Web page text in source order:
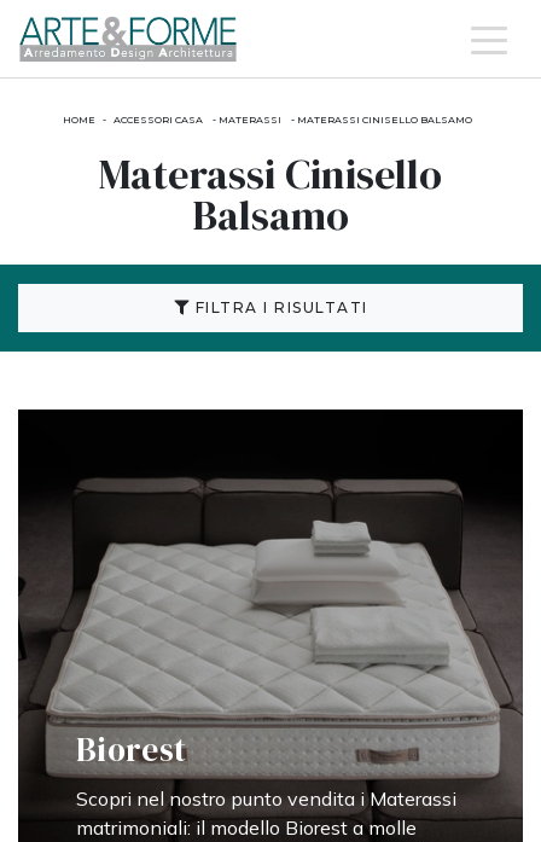
HOME - ACCESSORI CASA - MATERASSI - MATERASSI CINISELLO BALSAMO
Materassi Cinisello
Balsamo
FILTRA I RISULTATI
Biorest
Scopri nel nostro punto vendita i Materassi
matrimoniali: il modello Biorest a molle